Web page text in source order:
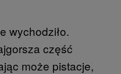
wychodziło.
część
może pistacje,